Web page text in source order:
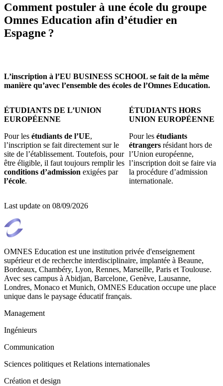
Comment postuler à une école du groupe
Omnes Education afin d’étudier en
Espagne ?
L’inscription à l’EU BUSINESS SCHOOL se fait de la même
manière qu’avec l’ensemble des écoles de l’Omnes Education.
ÉTUDIANTS DE L’UNION
EUROPÉENNE
Pour les étudiants de l’UE,
l’inscription se fait directement sur le
site de l’établissement. Toutefois, pour
être éligible, il faut toujours remplir les
conditions d’admission exigées par
l’école.
ÉTUDIANTS HORS
UNION EUROPÉENNE
Pour les étudiants
étrangers résidant hors de
l’Union européenne,
l’inscription doit se faire via
la procédure d’admission
internationale.
Last update on 08/09/2026
OMNES Education est une institution privée d'enseignement
supérieur et de recherche interdisciplinaire, implantée à Beaune,
Bordeaux, Chambéry, Lyon, Rennes, Marseille, Paris et Toulouse.
Avec ses campus à Abidjan, Barcelone, Genève, Lausanne,
Londres, Monaco et Munich, OMNES Education occupe une place
unique dans le paysage éducatif français.
Management
Ingénieurs
Communication
Sciences politiques et Relations internationales
Création et design